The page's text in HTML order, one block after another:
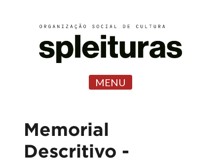
MENU
Memorial
Descritivo -